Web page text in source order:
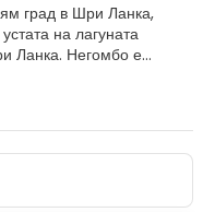
град в Шри Ланка,
на лагуната
Ланка. Негомбо е
така административен
144,551 жители в
от град Коломбо.